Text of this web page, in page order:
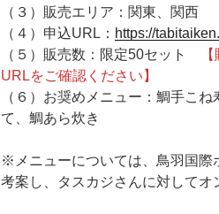
（３）販売エリア：関東、関西
（４）申込URL： https://
（５）販売数：限定50セット
URLをご確認ください】
（６）お奨めメニュー：鯛手こ
て、鯛あら炊き
※メニューについては、鳥羽国際
考案し、タスカジさんに対してオ